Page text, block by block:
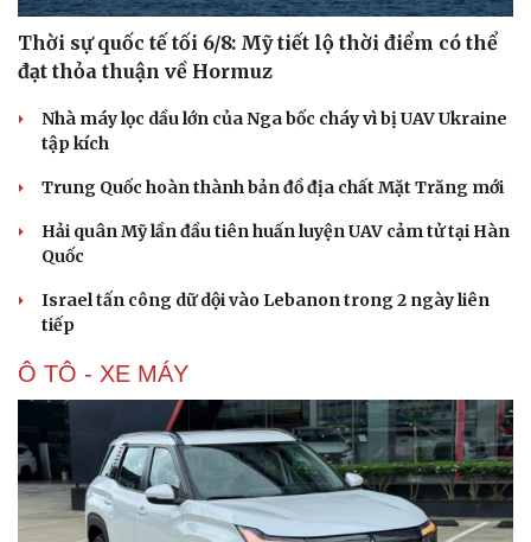
Thời sự quốc tế tối 6/8: Mỹ tiết lộ thời điểm có thể
đạt thỏa thuận về Hormuz
Nhà máy lọc dầu lớn của Nga bốc cháy vì bị UAV Ukraine
tập kích
Trung Quốc hoàn thành bản đồ địa chất Mặt Trăng mới
Hải quân Mỹ lần đầu tiên huấn luyện UAV cảm tử tại Hàn
Quốc
Israel tấn công dữ dội vào Lebanon trong 2 ngày liên
tiếp
Ô TÔ - XE MÁY